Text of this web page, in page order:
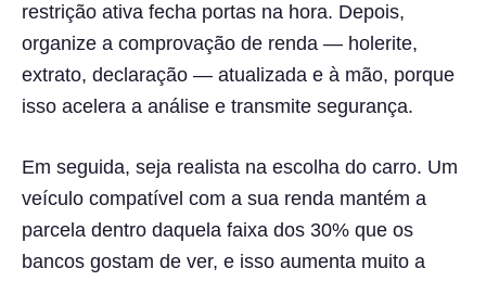
restrição ativa fecha portas na hora. Depois,
organize a comprovação de renda — holerite,
extrato, declaração — atualizada e à mão, porque
isso acelera a análise e transmite segurança.
Em seguida, seja realista na escolha do carro. Um
veículo compatível com a sua renda mantém a
parcela dentro daquela faixa dos 30% que os
bancos gostam de ver, e isso aumenta muito a